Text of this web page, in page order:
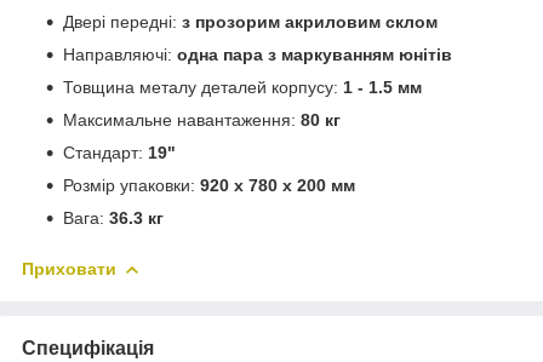
Двері передні: з прозорим акриловим склом
Направляючі: одна пара з маркуванням юнітів
Товщина металу деталей корпусу: 1 - 1.5 мм
Максимальне навантаження: 80 кг
Стандарт: 19"
Розмір упаковки: 920 x 780 x 200 мм
Вага: 36.3 кг
Приховати
Специфікація